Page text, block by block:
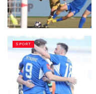
SPORT